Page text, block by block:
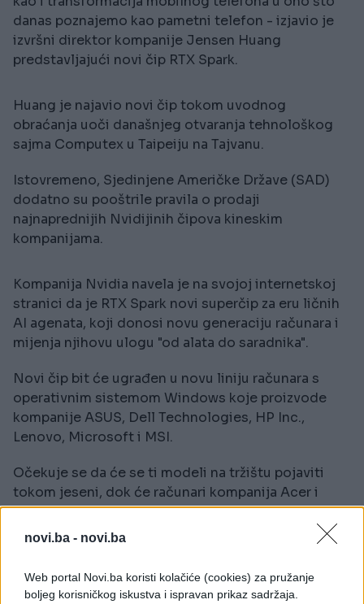
novi.ba - novi.ba
Web portal Novi.ba koristi kolačiće (cookies) za pružanje
boljeg korisničkog iskustva i ispravan prikaz sadržaja.
danas poznajemo kao pametni telefon - izjavio je
izvršni direktor kompanije Jensen Huang
predstavljajući novi čip RTX Spark.
Huang je najavio novi čip tokom uvodnog
obraćanja uoči današnjeg otvaranja tehnološkog
sajma Computex u Taipeiju na Tajvanu.
Istovremeno, Sjedinjene Američke Države (SAD)
dodatno su pooštrile pravila o prodaji
najnaprednijih Nvidijinih čipova kineskim
kompanijama.
Kompanija Nvidia navela je na svojoj internetskoj
stranici da je RTX Spark novi superčip za eru ličnih
AI agenata, koji donosi novu generaciju računara i
mijenja njihovu ulogu "od alata do saradnika".
Novi čip bit će ugrađen u novu liniju računara s
operativnim sistemom Windows koje proizvode
kompanije ASUS, Dell Technologies, HP Inc.,
Lenovo, Microsoft i MSI.
Očekuje se da će se ti modeli na tržištu pojaviti
tokom jeseni, dok će računari kompanija Acer i
Gigabyte Technology uslijediti naknadno.
Ovim potezom Nvidia ulazi u direktnu konkurenciju
poput Apple i Intel.